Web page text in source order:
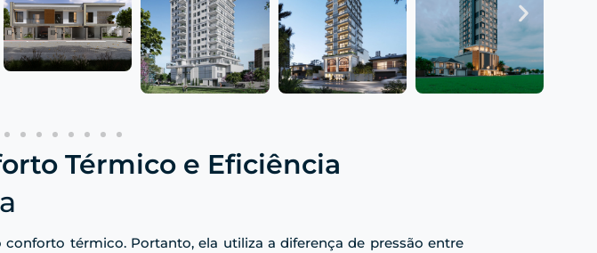
Térmico e Eficiência
térmico. Portanto, ela utiliza a diferença de pressão entre